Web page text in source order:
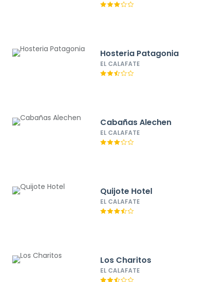
Hosteria Patagonia
EL CALAFATE
Cabañas Alechen
EL CALAFATE
Quijote Hotel
EL CALAFATE
Los Charitos
EL CALAFATE